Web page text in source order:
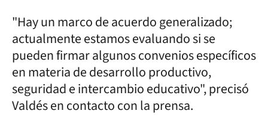
"Hay un marco de acuerdo generalizado;
actualmente estamos evaluando si se
pueden firmar algunos convenios específicos
en materia de desarrollo productivo,
seguridad e intercambio educativo", precisó
Valdés en contacto con la prensa.